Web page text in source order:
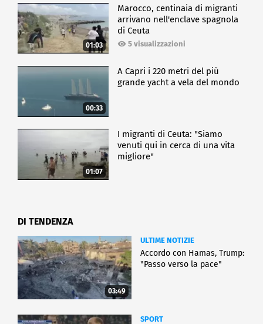
01:03
Marocco, centinaia di migranti
arrivano nell'enclave spagnola
di Ceuta
5 visualizzazioni
00:33
A Capri i 220 metri del più
grande yacht a vela del mondo
01:07
I migranti di Ceuta: "Siamo
venuti qui in cerca di una vita
migliore"
DI TENDENZA
03:49
ULTIME NOTIZIE
Accordo con Hamas, Trump:
"Passo verso la pace"
SPORT